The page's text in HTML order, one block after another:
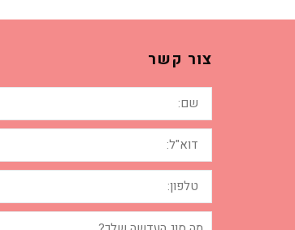
צור קשר
שם:
דוא"ל:
טלפון:
מה